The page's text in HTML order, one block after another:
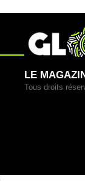
LE
Tous droits